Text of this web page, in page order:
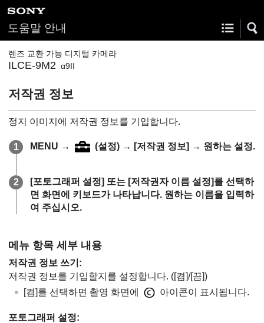
도움말 안내
렌즈 교환 가능 디지털 카메라
ILCE-9M2 α9II
저작권 정보
정지 이미지에 저작권 정보를 기입합니다.
MENU → (설정) → [저작권 정보] → 원하는 설정.
[포토그래퍼 설정] 또는 [저작권자 이름 설정]를 선택하
면 화면에 키보드가 나타납니다. 원하는 이름을 입력하
여 주십시오.
메뉴 항목 세부 내용
저작권 정보 쓰기 :
저작권 정보를 기입할지를 설정합니다. ([켬]/[끔])
[켬]를 선택하면 촬영 화면에 아이콘이 표시됩니다.
포토그래퍼 설정: